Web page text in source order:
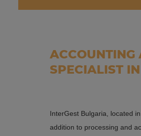
ACCOUNTING
SPECIALIST
InterGest Bulgaria, located
addition to processing and